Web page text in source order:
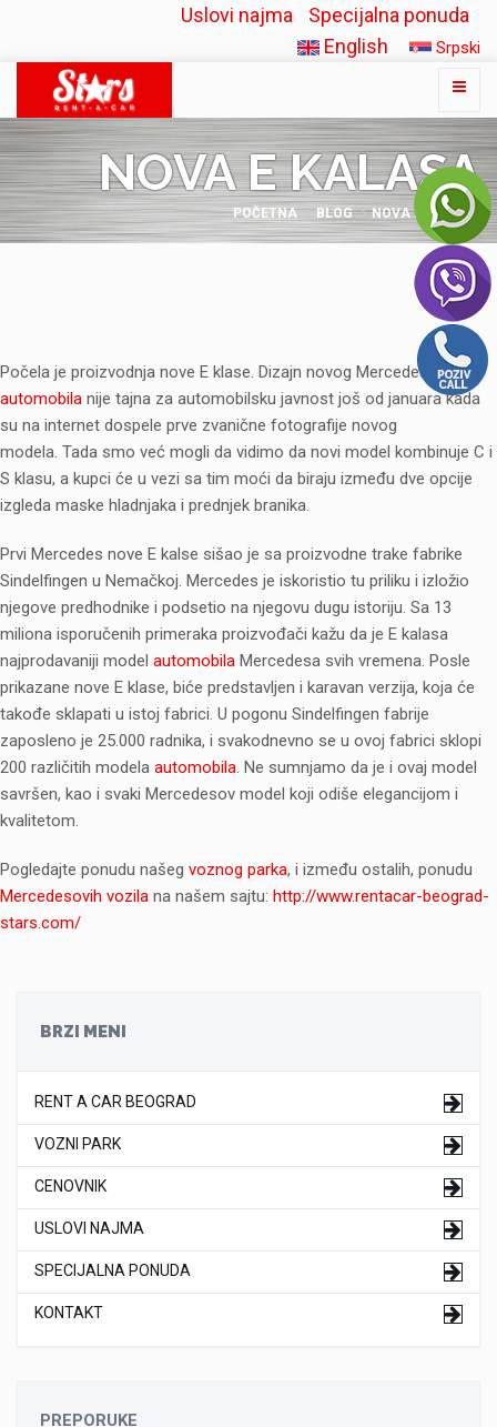
Uslovi najma
Specijalna ponuda
English
Srpski
NOVA E KALASA
POČETNA BLOG NOVA E KALASA
Počela je proizvodnja nove E klase. Dizajn novog Mercedesovog
automobila nije tajna za automobilsku javnost još od januara kada
su na internet dospele prve zvanične fotografije novog
modela. Tada smo već mogli da vidimo da novi model kombinuje C i
S klasu, a kupci će u vezi sa tim moći da biraju između dve opcije
izgleda maske hladnjaka i prednjek branika.
Prvi Mercedes nove E kalse sišao je sa proizvodne trake fabrike
Sindelfingen u Nemačkoj. Mercedes je iskoristio tu priliku i izložio
njegove predhodnike i podsetio na njegovu dugu istoriju. Sa 13
miliona isporučenih primeraka proizvođači kažu da je E kalasa
najprodavaniji model automobila Mercedesa svih vremena. Posle
prikazane nove E klase, biće predstavljen i karavan verzija, koja će
takođe sklapati u istoj fabrici. U pogonu Sindelfingen fabrije
zaposleno je 25.000 radnika, i svakodnevno se u ovoj fabrici sklopi
200 različitih modela automobila. Ne sumnjamo da je i ovaj model
savršen, kao i svaki Mercedesov model koji odiše elegancijom i
kvalitetom.
Pogledajte ponudu našeg voznog parka, i između ostalih, ponudu
Mercedesovih vozila na našem sajtu: http://www.rentacar-beograd-
stars.com/
BRZI MENI
RENT A CAR BEOGRAD
VOZNI PARK
CENOVNIK
USLOVI NAJMA
SPECIJALNA PONUDA
KONTAKT
PREPORUKE